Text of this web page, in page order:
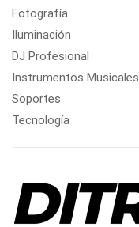
Fotografía
Iluminación
DJ Profesional
Instrumentos Musicales
Soportes
Tecnología